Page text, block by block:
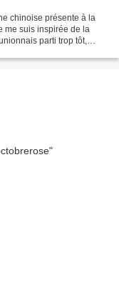
chinoise présente à la
me suis inspirée de la
parti trop tôt,